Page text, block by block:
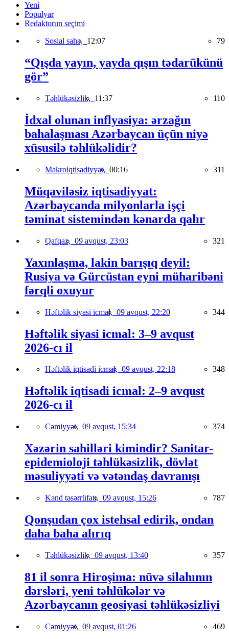
Yeni
Populyar
Redaktorun seçimi
Sosial sahə, 12:07 79
“Qışda yayın, yayda qışın tədarükünü
gör”
Təhlükəsizlik, 11:37 110
İdxal olunan inflyasiya: ərzağın
bahalaşması Azərbaycan üçün niyə
xüsusilə təhlükəlidir?
Makroiqtisadiyyat, 00:16 311
Müqaviləsiz iqtisadiyyat:
Azərbaycanda milyonlarla işçi
təminat sistemindən kənarda qalır
Qafqaz, 09 avqust, 23:03 321
Yaxınlaşma, lakin barışıq deyil:
Rusiya və Gürcüstan eyni müharibəni
fərqli oxuyur
Həftəlik siyasi icmal, 09 avqust, 22:20 344
Həftəlik siyasi icmal: 3–9 avqust
2026-cı il
Həftəlik iqtisadi icmal, 09 avqust, 22:18 348
Həftəlik iqtisadi icmal: 2–9 avqust
2026-cı il
Cəmiyyət, 09 avqust, 15:34 374
Xəzərin sahilləri kimindir? Sanitar-
epidemioloji təhlükəsizlik, dövlət
məsuliyyəti və vətəndaş davranışı
Kənd təsərrüfatı, 09 avqust, 15:26 787
Qonşudan çox istehsal edirik, ondan
daha baha alırıq
Təhlükəsizlik, 09 avqust, 13:40 357
81 il sonra Hiroşima: nüvə silahının
dərsləri, yeni təhlükələr və
Azərbaycanın geosiyasi təhlükəsizliyi
Cəmiyyət, 09 avqust, 01:26 469